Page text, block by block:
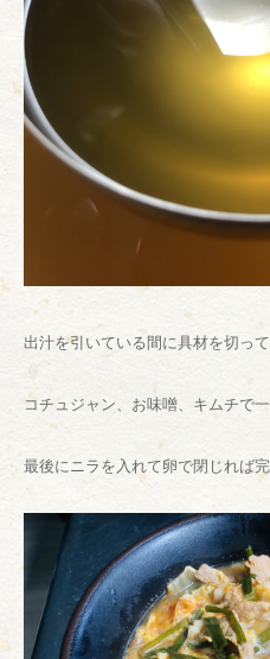
出汁を引いている間に具材を切っ
コチュジャン、お味噌、キムチで
最後にニラを入れて卵で閉じれば